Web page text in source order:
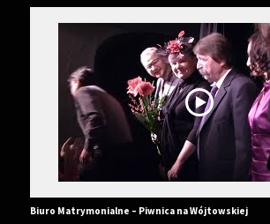
Biuro Matrymonialne – Piwnica na Wójtowskiej